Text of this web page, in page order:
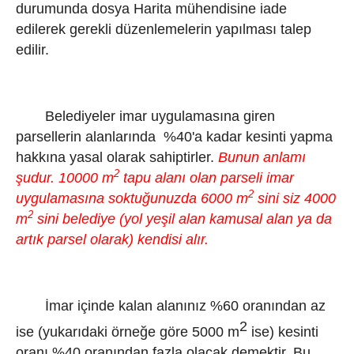
durumunda dosya Harita mühendisine iade
edilerek gerekli düzenlemelerin yapılması talep
edilir.
Belediyeler imar uygulamasına giren
parsellerin alanlarında %40'a kadar kesinti yapma
hakkına yasal olarak sahiptirler. Bunun anlamı
şudur. 10000 m2 tapu alanı olan parseli imar
uygulamasına soktuğunuzda 6000 m2 sini siz 4000
m2 sini belediye (yol yeşil alan kamusal alan ya da
artık parsel olarak) kendisi alır.
İmar içinde kalan alanınız %60 oranından az
ise (yukarıdaki örneğe göre 5000 m2 ise) kesinti